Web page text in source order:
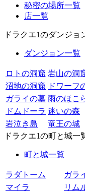
秘密の場所一覧
店一覧
ドラクエ1のダンジョ
ダンジョン一覧
ロトの洞窟 岩山の洞
沼地の洞窟 ドワーフ
ガライの墓 雨のほこ
ドムドーラ 迷いの森
岩泣き島
竜王の城
ドラクエ1の町と城一
町と城一覧
ラダトーム
ガラ
マイラ
リム